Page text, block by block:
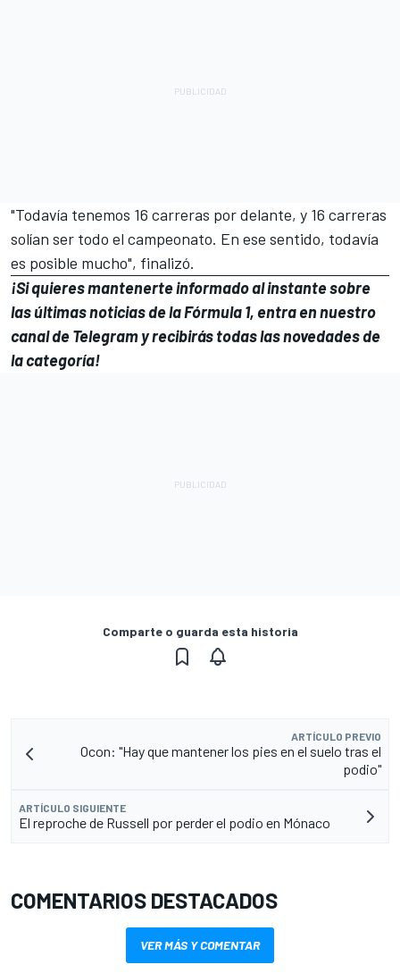
"Todavía tenemos 16 carreras por delante, y 16 carreras
solían ser todo el campeonato. En ese sentido, todavía
es posible mucho", finalizó.
¡Si quieres mantenerte informado al instante sobre
las últimas noticias de la Fórmula 1, entra ennuestro
canal de Telegramy recibirás todas las novedades de
la categoría!
Comparte o guarda esta historia
ARTÍCULO PREVIO
Ocon: "Hay que mantener los pies en el suelo tras el
podio"
ARTÍCULO SIGUIENTE
El reproche de Russell por perder el podio en Mónaco
COMENTARIOS DESTACADOS
VER MÁS Y COMENTAR